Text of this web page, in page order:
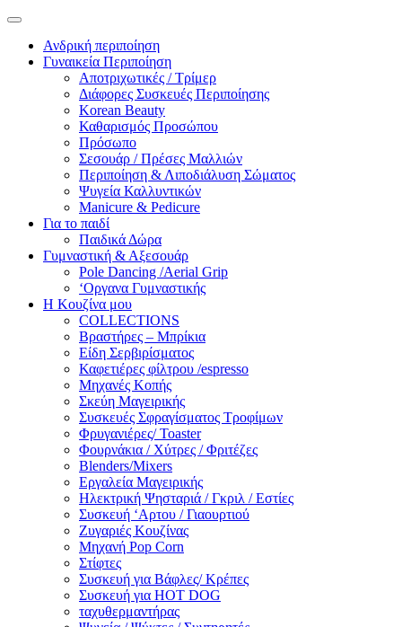
Ανδρική περιποίηση
Γυναικεία Περιποίηση
Αποτριχωτικές / Τρίμερ
Διάφορες Συσκευές Περιποίησης
Korean Beauty
Καθαρισμός Προσώπου
Πρόσωπο
Σεσουάρ / Πρέσες Μαλλιών
Περιποίηση & Λιποδιάλυση Σώματος
Ψυγεία Καλλυντικών
Manicure & Pedicure
Για το παιδί
Παιδικά Δώρα
Γυμναστική & Αξεσουάρ
Pole Dancing /Aerial Grip
‘Οργανα Γυμναστικής
Η Κουζίνα μου
COLLECTIONS
Βραστήρες – Μπρίκια
Είδη Σερβιρίσματος
Καφετιέρες φίλτρου /espresso
Μηχανές Κοπής
Σκεύη Μαγειρικής
Συσκευές Σφραγίσματος Τροφίμων
Φρυγανιέρες/ Toaster
Φουρνάκια / Χύτρες / Φριτέζες
Blenders/Mixers
Εργαλεία Μαγειρικής
Ηλεκτρική Ψησταριά / Γκριλ / Eστίες
Συσκευή ‘Αρτου / Γιαουρτιού
Ζυγαριές Κουζίνας
Μηχανή Pop Corn
Στίφτες
Συσκευή για Βάφλες/ Κρέπες
Συσκευή για HOT DOG
ταχυθερμαντήρας